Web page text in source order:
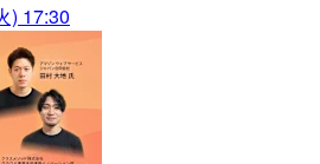
) 17:30